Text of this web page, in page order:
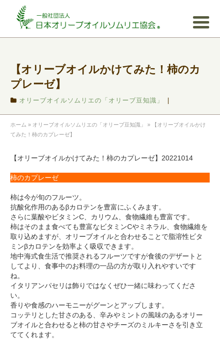
【オリーブオイルかけてみた！柿のカ
プレーゼ】
オリーブオイルソムリエの「オリーブ豆知識」
ホーム » オリーブオイルソムリエの「オリーブ豆知識」 »
【オリーブオイルかけ
てみた！柿のカプレーゼ】
【オリーブオイルかけてみた！柿のカプレーゼ】20221014
柿のカプレーゼ
柿は今が旬のフルーツ。
抗酸化作用のあるβカロテンを豊富にふくみます。
さらに葉酸やビタミンC、カリウム、食物繊維も豊富です。
柿はそのまま食べても豊富なビタミンCやミネラル、食物繊維を
取り込めますが、オリーブオイルと合わせることで脂溶性ビタ
ミンβカロテンを効率よく吸収できます。
地中海式食生活で推奨されるフルーツですが食後のデザートと
してより、食事中のお料理の一品の方が取り入れやすいです
ね。
イタリアンパセリは飾りではなくぜひ一緒に味わってくださ
い。
香りや食感のハーモニーがグーンとアップします。
コッテリとした甘さのある、辛みやミントの風味のあるオリー
ブオイルと合わせると柿の甘さやチーズのミルキーさを引き立
ててくれます。